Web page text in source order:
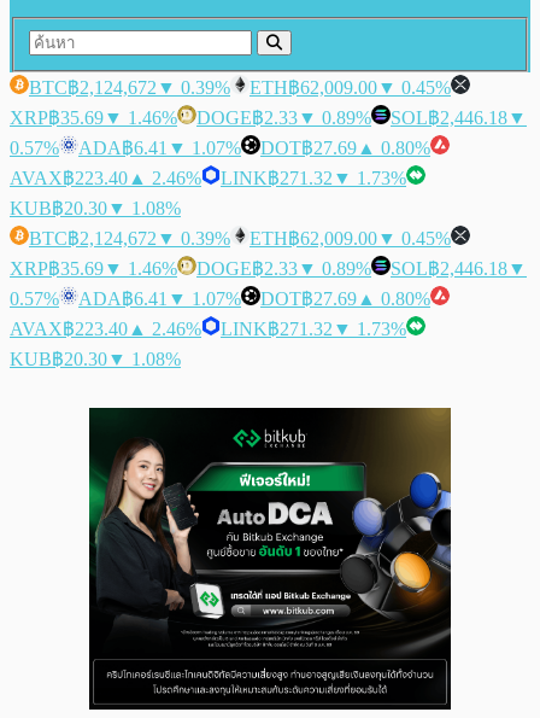
BTC฿2,124,672 ▼ 0.39% ETH฿62,009.00▼ 0.45%
XRP฿35.69▼ 1.46% DOGE฿2.33▼ 0.89% SOL฿2,446.18▼
0.57%
ADA฿6.41 ▼ 1.07% DOT฿27.69 ▲ 0.80%
AVAX฿223.40 ▲ 2.46% LINK฿271.32 ▼ 1.73%
KUB฿20.30▼ 1.08%
BTC฿2,124,672 ▼ 0.39% ETH฿62,009.00▼ 0.45%
XRP฿35.69▼ 1.46% DOGE฿2.33▼ 0.89% SOL฿2,446.18▼
0.57%
ADA฿6.41 ▼ 1.07% DOT฿27.69 ▲ 0.80%
AVAX฿223.40 ▲ 2.46% LINK฿271.32 ▼ 1.73%
KUB฿20.30▼ 1.08%